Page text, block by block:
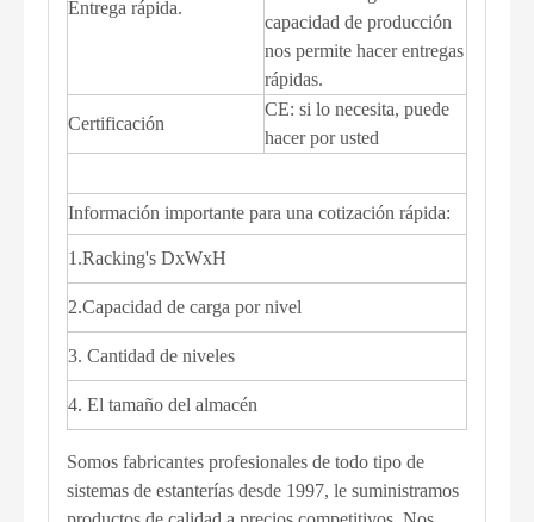
Entrega rápida.
capacidad de producción
nos permite hacer entregas
rápidas.
Certificación
CE: si lo necesita, puede
hacer por usted
Información importante para una cotización rápida:
1.Racking's DxWxH
2.Capacidad de carga por nivel
3. Cantidad de niveles
4. El tamaño del almacén
Somos fabricantes profesionales de todo tipo de
sistemas de estanterías desde 1997, le suministramos